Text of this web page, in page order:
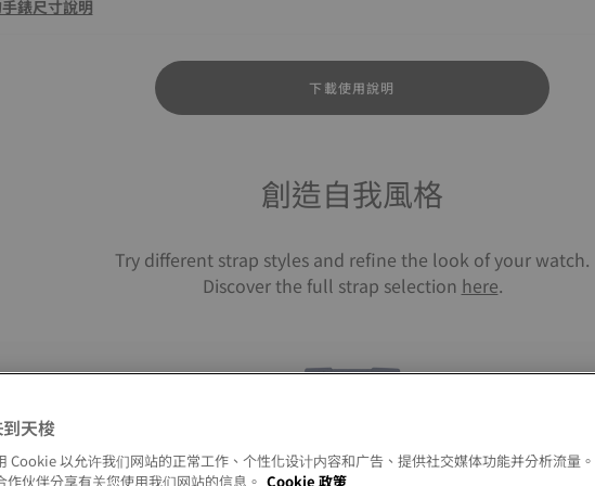
錶尺寸說明
下載使用說明
創造自我風格
Try different strap styles and refine the look of your watch.
Discover the full strap selection here.
天梭
Cookie 以允许我们网站的正常工作、个性化设计内容和广告、提供社交媒体功能并分析流量
作伙伴分享有关您使用我们网站的信息。 Cookie 政策